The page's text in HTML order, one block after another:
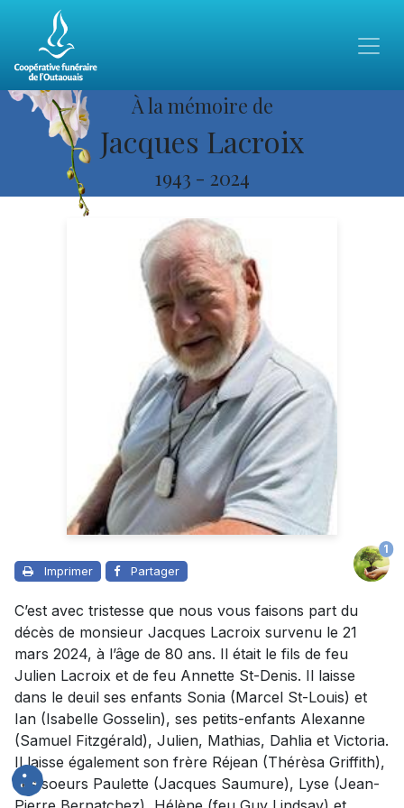
À la mémoire de
Jacques Lacroix
1943 - 2024
Imprimer Partager
1
C’est avec tristesse que nous vous faisons part du
décès de monsieur Jacques Lacroix survenu le 21
mars 2024, à l’âge de 80 ans. Il était le fils de feu
Julien Lacroix et de feu Annette St-Denis. Il laisse
dans le deuil ses enfants Sonia (Marcel St-Louis) et
Ian (Isabelle Gosselin), ses petits-enfants Alexanne
(Samuel Fitzgérald), Julien, Mathias, Dahlia et Victoria.
Il laisse également son frère Réjean (Thérèsa Griffith),
ses soeurs Paulette (Jacques Saumure), Lyse (Jean-